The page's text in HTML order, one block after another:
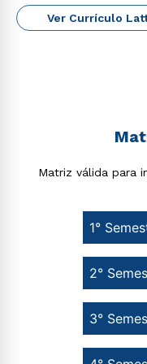
Ver Currículo
Matriz válida para
1°
3°
2°
Rápido e